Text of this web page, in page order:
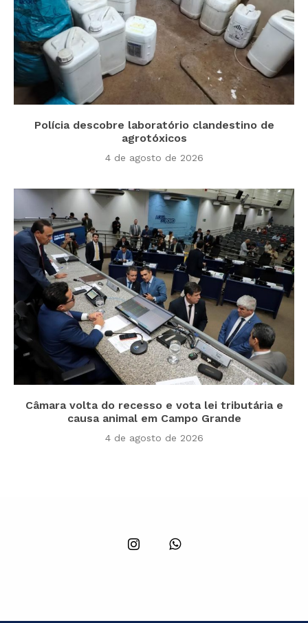
Polícia descobre laboratório clandestino de
agrotóxicos
4 de agosto de 2026
Câmara volta do recesso e vota lei tributária e
causa animal em Campo Grande
4 de agosto de 2026